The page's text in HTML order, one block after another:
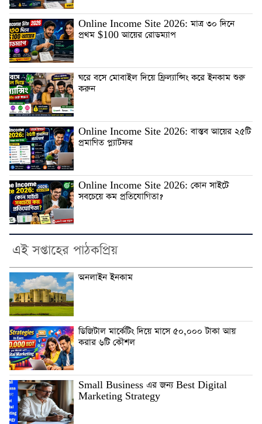
Online Income Site 2026: মাত্র ৩০ দিনে
প্রথম $100 আয়ের রোডম্যাপ
ঘরে বসে মোবাইল দিয়ে ফ্রিল্যান্সিং করে ইনকাম শুরু
করুন
Online Income Site 2026: বাস্তব আয়ের ২৫টি
প্রমাণিত প্ল্যাটফর
Online Income Site 2026: কোন সাইটে
সবচেয়ে কম প্রতিযোগিতা?
এই সপ্তাহের পাঠকপ্রিয়
অনলাইন ইনকাম
ডিজিটাল মার্কেটিং দিয়ে মাসে ৫০,০০০ টাকা আয়
করার ৬টি কৌশল
Small Business এর জন্য Best Digital
Marketing Strategy